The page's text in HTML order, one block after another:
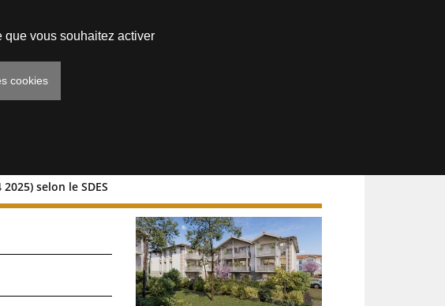
selon le SDES
au T1
vous souhaitez activer
cookies